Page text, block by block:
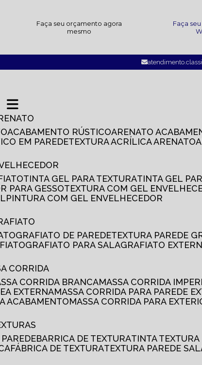
Faça seu orçamento agora
mesmo
Faça
ACABAMENTO RÚSTICO
ARENATO
EM PAREDE TEXTURA ACRÍLICA ARENATO
TINTA GEL PARA TEXTURA
TINTA GEL
PARA GESSO
TEXTURA COM GEL
PINTURA COM GEL ENVELHECEDOR
GRAFIATO DE PAREDE
TEXTURA PAREDE
GRAFIATO PARA SALA
GRAFIATO
CORRIDA
CORRIDA BRANCA
MASSA CORRIDA
EXTERNA
MASSA CORRIDA PARA PAREDE
ACABAMENTO
MASSA CORRIDA PARA
PAREDE BARRICA DE TEXTURA
TINTA TEXTURA
FÁBRICA DE TEXTURA
TEXTURA PAREDE